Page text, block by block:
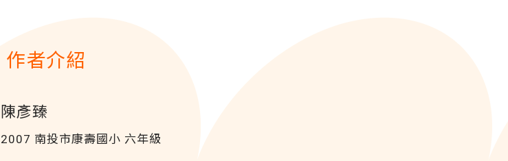
作者介紹
陳彥臻
2007 南投市康壽國小 六年級